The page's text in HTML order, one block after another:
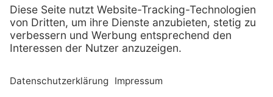
Alle genannten Produkte und Logos sind eingetragene